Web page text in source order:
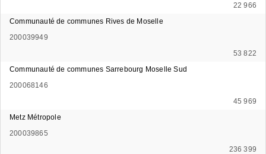
22 966
Communauté de communes Rives de Moselle
200039949
53 822
Communauté de communes Sarrebourg Moselle Sud
200068146
45 969
Metz Métropole
200039865
236 399